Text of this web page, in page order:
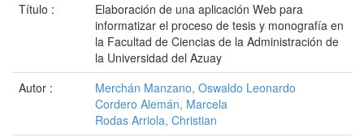
Título :
Elaboración de una aplicación Web para
informatizar el proceso de tesis y monografía en
la Facultad de Ciencias de la Administración de
la Universidad del Azuay
Autor :
Merchán Manzano, Oswaldo Leonardo
Cordero Alemán, Marcela
Rodas Arriola, Christian